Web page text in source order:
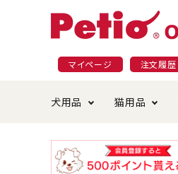
マイページ 注文履歴
犬用品
ドッグフード
猫用品
ごはん・おやつ
プラクト
夜のお散歩特集
ショッピングガイド